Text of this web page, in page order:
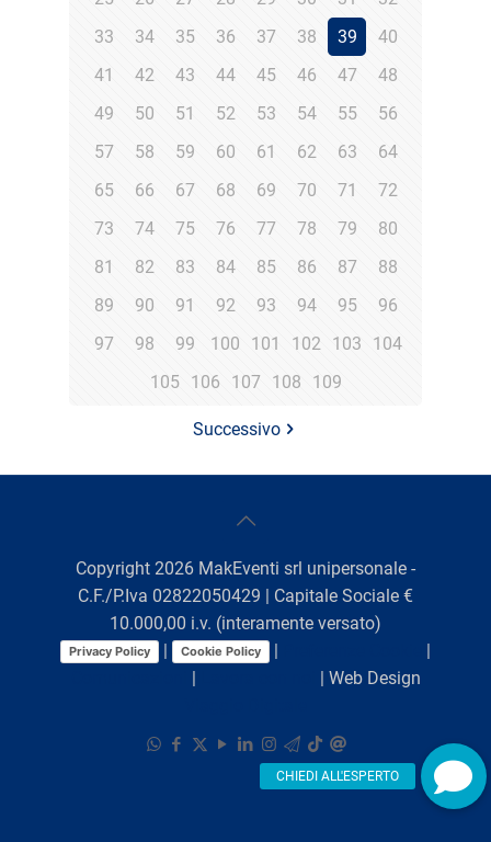
33
34 35 36 37 38 39
40
41
42 43 44 45 46 47
48
49
50 51 52 53 54 55
56
57
58 59 60 61 62 63
64
65
66 67 68 69 70 71
72
73
74 75 76 77 78 79
80
81
82 83 84 85 86 87
88
89
90 91 92 93 94 95
96
97
98 99 100 101 102 103
104
105
106 107 108 109
Successivo
Copyright 2026 MakEventi srl unipersonale -
C.F./P.Iva 02822050429 | Capitale Sociale €
10.000,00 i.v. (interamente versato)
Privacy Policy | Cookie Policy |
|
|
| Web Design